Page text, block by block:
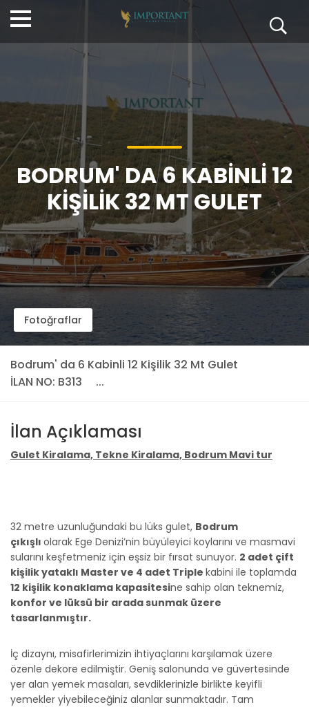
BODRUM' DA 6 KABINLI 12
KIŞILIK 32 MT GULET
Fotoğraflar
Bodrum' da 6 Kabinli 12 Kişilik 32 Mt Gulet
İLAN NO: B313
...
İlan Açıklaması
Gulet Kiralama, Tekne Kiralama, Bodrum Mavi tur
32 metre uzunluğundaki bu lüks gulet, Bodrum
çıkışlı olarak Ege Denizi’nin büyüleyici koylarını ve masmavi
sularını keşfetmeniz için eşsiz bir fırsat sunuyor. 2 adet çift
kişilik yataklı Master ve 4 adet Triple kabini ile toplamda
12 kişilik konaklama kapasitesine sahip olan teknemiz,
konfor ve lüksü bir arada sunmak üzere
tasarlanmıştır.
İç dizaynı, misafirlerimizin ihtiyaçlarını karşılamak üzere
özenle dekore edilmiştir. Geniş salonunda ve güvertesinde
yer alan yemek masaları, sevdiklerinizle birlikte keyifli
yemekler yiyebileceğiniz alanlar sunmaktadır. Tam